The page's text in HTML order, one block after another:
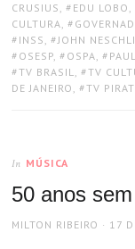
CRUSIUS , EDU LOBO ,
CULTURA,
INSS , JOHN
OSESP, OSPA,
TV BRASIL, TV
DE JANEIRO , TV
In MÚSICA
50 anos
AUTHOR
MILTON RIBEIRO 17